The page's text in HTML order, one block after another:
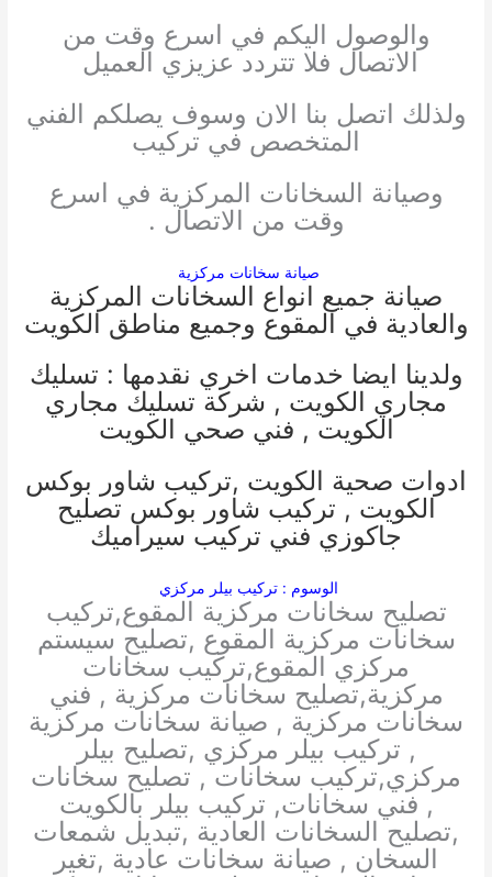
والوصول اليكم في اسرع وقت من
الاتصال فلا تتردد عزيزي العميل
ولذلك اتصل بنا الان وسوف يصلكم الفني
المتخصص في تركيب
وصيانة السخانات المركزية في اسرع
وقت من الاتصال .
صيانة سخانات مركزية
صيانة جميع انواع السخانات المركزية
والعادية في المقوع وجميع مناطق الكويت
ولدينا ايضا خدمات اخري نقدمها : تسليك
مجاري الكويت , شركة تسليك مجاري
الكويت , فني صحي الكويت
ادوات صحية الكويت ,تركيب شاور بوكس
الكويت , تركيب شاور بوكس تصليح
جاكوزي فني تركيب سيراميك
الوسوم : تركيب بيلر مركزي
تصليح سخانات مركزية المقوع,تركيب
سخانات مركزية المقوع ,تصليح سيستم
مركزي المقوع,تركيب سخانات
مركزية,تصليح سخانات مركزية , فني
سخانات مركزية , صيانة سخانات مركزية
, تركيب بيلر مركزي ,تصليح بيلر
مركزي,تركيب سخانات , تصليح سخانات
, فني سخانات, تركيب بيلر بالكويت
,تصليح السخانات العادية ,تبديل شمعات
السخان , صيانة سخانات عادية ,تغير